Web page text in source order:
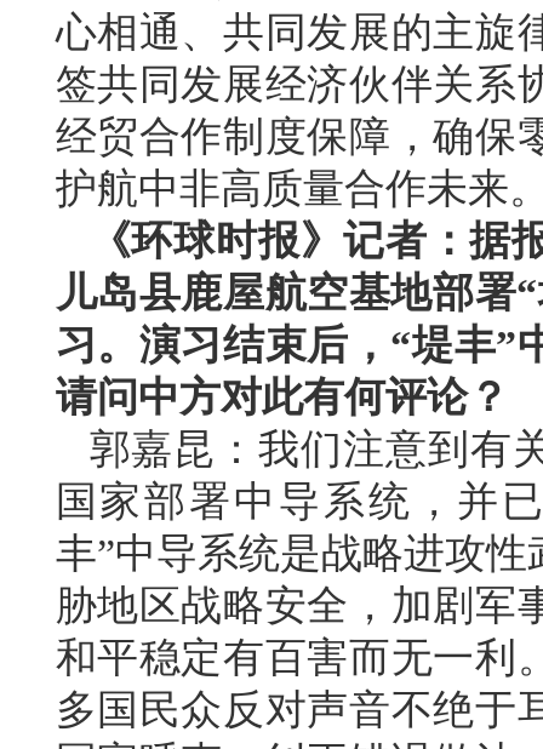
心相通、共同发展的主旋
签共同发展经济伙伴关系
经贸合作制度保障，确保
护航中非高质量合作未来
《环球时报》记者：据
儿岛县鹿屋航空基地部署
习。演习结束后，“堤丰”
请问中方对此有何评论？
郭嘉昆：我们注意到有
国家部署中导系统，并
丰”中导系统是战略进攻
胁地区战略安全，加剧军
和平稳定有百害而无一利
多国民众反对声音不绝于